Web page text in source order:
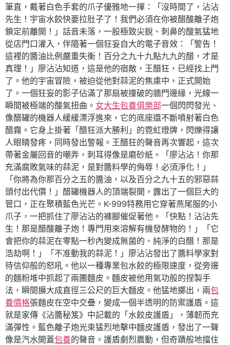
筆直，戴著白色手套的爪子優雅地一揮：「沒時間了，沾沾
先生！宇宙水餃快要拉肚子了！我們必須在你被醋酸離子炮
鎖定前離開！」話音未落，一股極致尖銳、刺鼻的酸氣猛地
從店門口灌入，伴隨著一個狂妄自大的電子音效：「警告！
這裡的醬油比例嚴重失衡！百分之九十九點九九的醋，才是
真理！」廖沾沾知道，這是他的宿敵，王醋狂，已經找上門
了。他的宇宙冒險，被迫從他對蒜泥的焦慮中，正式開始
了。一個狂妄的影子佔滿了那扇被撞破的牆門邊緣，光線一
瞬間被極端的酸氣扭曲。 女大生包養俱樂部一個閃閃發光、
像醋罐的機器人緩緩漂浮進來，它的底座還不斷噴射著白色
醋霧。它身上掛著「醋狂派大勝利」的霓虹燈牌，閃爍得讓
人眼睛發疼，同時發出警報。王醋狂的聲音再次響起，這次
帶著金屬回音的嘲弄，刺耳得像是磨砂紙。「廖沾沾！你那
充滿腐敗氣味的蒜泥，是對醬料學的侮辱！必須淨化！」
「你將為你那百分之五的醬油，以及百分之九十五的邪惡蒜
頭付出代價！」醋罐機器人的頂端裂開，露出了一個巨大的
管口，正在聚積藍色光芒。K-999特務用它穿著燕尾服的小
爪子，一把抓住了廖沾沾的褲腳催促著他。「快點！沾沾先
生！那是醋酸離子炮！專門用來溶解有機發酵物的！」「它
會把你的蒜泥在零點一秒內變成無菌的、純淨的白醋！那是
浩劫啊！」「不准動我的蒜泥！」廖沾沾發出了醬料學家對
待信仰般的怒吼。他以一種專業包水餃的極限速度，從旁邊
的麵粉堆中抓起了兩團麵皮。麵皮被他用氣功般的捏製手
法，瞬間擴大成直徑三公尺的巨大麵皮。他猛地擲出，兩包
養價格張麵皮在空中交疊，變成一個半透明的防禦護盾。這
就是家傳《沾醬秘笈》中記載的「水餃皮護盾」，薄韌而充
滿彈性。藍色離子炮光束猛烈地擊中麵皮護盾，發出了一聲
像是汽水開蓋包養的聲音。護盾劇烈震動，但奇蹟般地擋住